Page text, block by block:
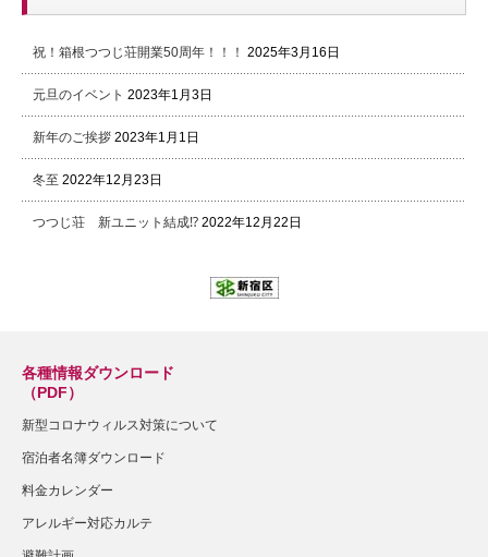
祝！箱根つつじ荘開業50周年！！！ 2025年3月16日
元旦のイベント 2023年1月3日
新年のご挨拶 2023年1月1日
冬至 2022年12月23日
つつじ荘 新ユニット結成⁉ 2022年12月22日
各種情報ダウンロード
（PDF）
新型コロナウィルス対策について
宿泊者名簿ダウンロード
料金カレンダー
アレルギー対応カルテ